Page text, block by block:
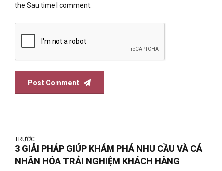
the Sau time I comment.
Post Comment
TRƯỚC
3 GIẢI PHÁP GIÚP KHÁM PHÁ NHU CẦU VÀ CÁ
NHÂN HÓA TRẢI NGHIỆM KHÁCH HÀNG